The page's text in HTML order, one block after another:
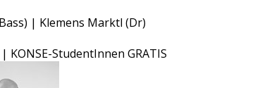
| Klemens Marktl (Dr)
KONSE-StudentInnen GRATIS